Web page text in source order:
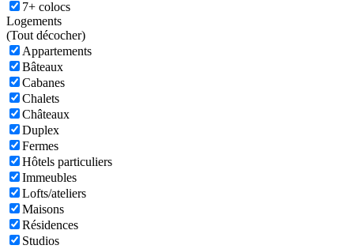
7+ colocs
Logements
(Tout décocher)
Appartements
Bâteaux
Cabanes
Chalets
Châteaux
Duplex
Fermes
Hôtels particuliers
Immeubles
Lofts/ateliers
Maisons
Résidences
Studios